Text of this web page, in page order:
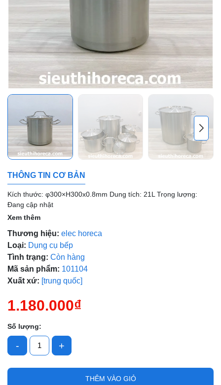
THÔNG TIN CƠ BẢN
Kích thước: φ300×H300x0.8mm Dung tích: 21L Trọng lượng:
Đang cập nhật
Xem thêm
Thương hiệu: elec horeca
Loại: Dụng cụ bếp
Tình trạng: Còn hàng
Mã sản phẩm: 101104
Xuất xứ: [trung quốc]
1.180.000₫
Số lượng:
- +
THÊM VÀO GIỎ
Mã giảm giá:
Điều kiện: